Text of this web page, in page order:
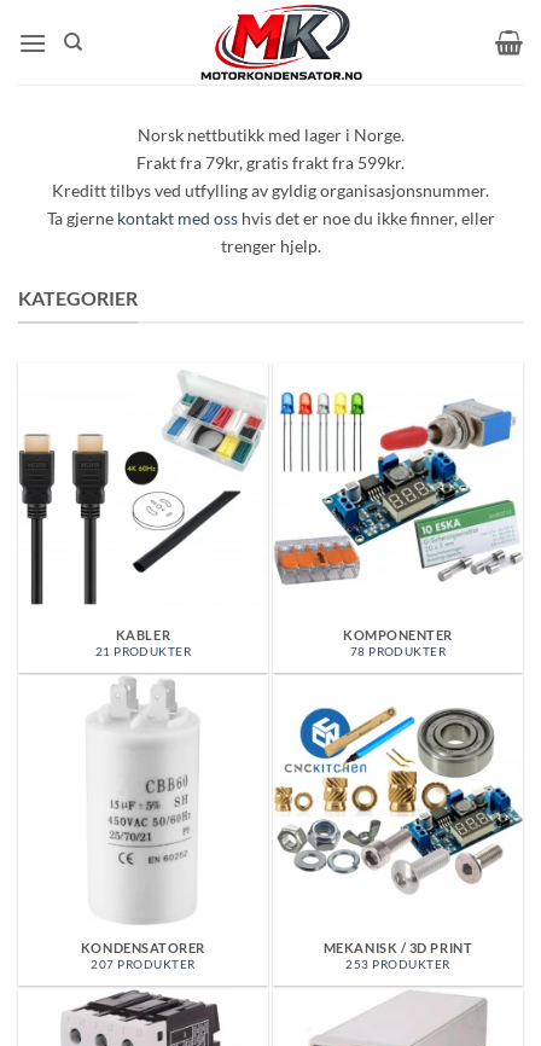
Norsk nettbutikk med lager i Norge.
Frakt fra 79kr, gratis frakt fra 599kr.
Kreditt tilbys ved utfylling av gyldig organisasjonsnummer.
Ta gjerne kontakt med osshvis det er noe du ikke finner, eller
trenger hjelp.
KATEGORIER
KABLER
21 PRODUKTER
KOMPONENTER
78 PRODUKTER
KONDENSATORER
207 PRODUKTER
MEKANISK / 3D PRINT
253 PRODUKTER